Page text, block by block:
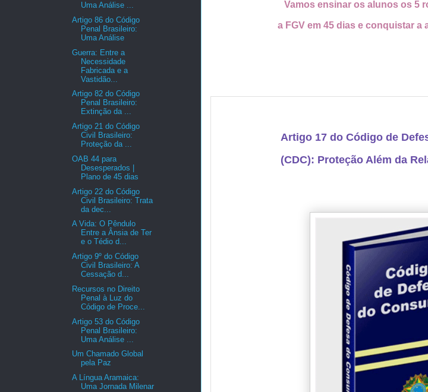
Vamos ensinar os alunos os 5
a FGV em 45 dias e conquistar a
Artigo 17 do Código de
(CDC): Proteção Além da
Uma Análise ...
Artigo 86 do Código
Penal Brasileiro:
Uma Análise
Guerra: Entre a
Necessidade
Fabricada e a
Vastidão...
Artigo 82 do Código
Penal Brasileiro:
Extinção da ...
Artigo 21 do Código
Civil Brasileiro:
Proteção da ...
OAB 44 para
Desesperados |
Plano de 45 dias
Artigo 22 do Código
Civil Brasileiro: Trata
da dec...
A Vida: O Pêndulo
Entre a Ânsia de Ter
e o Tédio d...
Artigo 9º do Código
Civil Brasileiro: A
Cessação d...
Recursos no Direito
Penal à Luz do
Código de Proce...
Artigo 53 do Código
Penal Brasileiro:
Uma Análise ...
Um Chamado Global
pela Paz
A Língua Aramaica:
Uma Jornada Milenar